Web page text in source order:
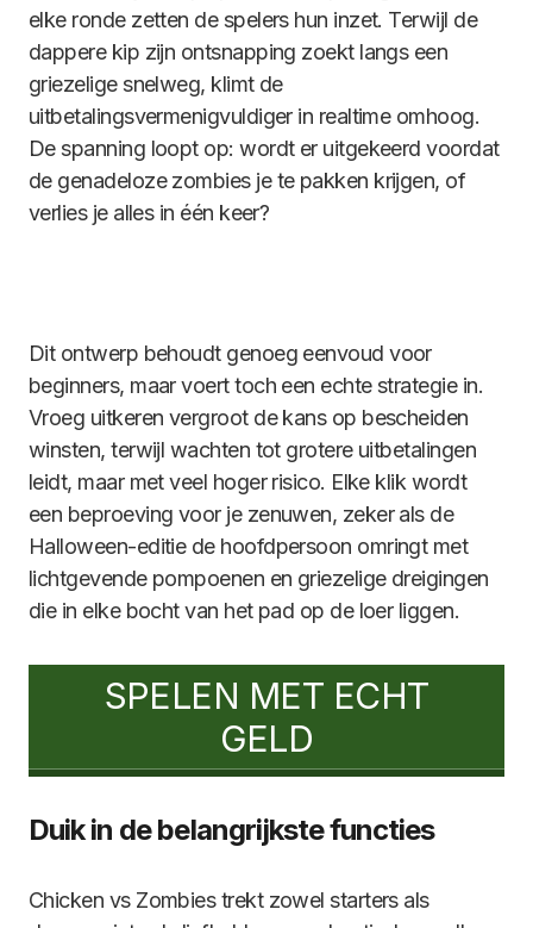
elke ronde zetten de spelers hun inzet. Terwijl de
dappere kip zijn ontsnapping zoekt langs een
griezelige snelweg, klimt de
uitbetalingsvermenigvuldiger in realtime omhoog.
De spanning loopt op: wordt er uitgekeerd voordat
de genadeloze zombies je te pakken krijgen, of
verlies je alles in één keer?
Dit ontwerp behoudt genoeg eenvoud voor
beginners, maar voert toch een echte strategie in.
Vroeg uitkeren vergroot de kans op bescheiden
winsten, terwijl wachten tot grotere uitbetalingen
leidt, maar met veel hoger risico. Elke klik wordt
een beproeving voor je zenuwen, zeker als de
Halloween-editie de hoofdpersoon omringt met
lichtgevende pompoenen en griezelige dreigingen
die in elke bocht van het pad op de loer liggen.
SPELEN MET ECHT
GELD
Duik in de belangrijkste functies
Chicken vs Zombies trekt zowel starters als